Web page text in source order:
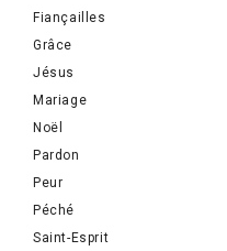
Fiançailles
Grâce
Jésus
Mariage
Noël
Pardon
Peur
Péché
Saint-Esprit